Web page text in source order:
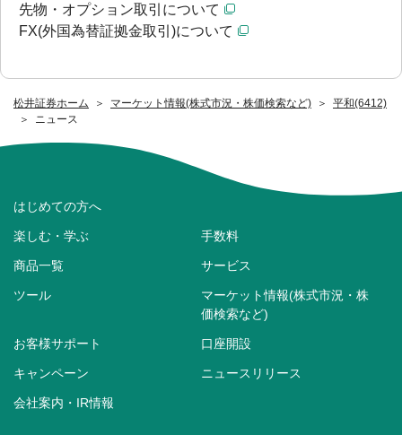
松井証券ホーム マーケット情報(株式市況・株価検索など)
平和(6412)
ニュース
先物・オプション取引について
FX(外国為替証拠金取引)について
はじめての方へ
楽しむ・学ぶ 手数料
商品一覧 サービス
ツール
マーケット情報(株式市況・株
価検索など)
お客様サポート 口座開設
キャンペーン ニュースリリース
会社案内・IR情報